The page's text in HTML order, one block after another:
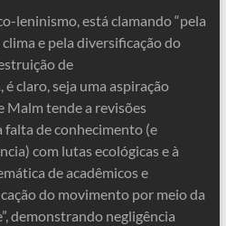
leninismo, está clamando “pela
e pela diversificação do
de
é claro, seja uma aspiração
Malm tende a revisões
de conhecimento (e
com lutas ecológicas e à
de acadêmicos e
do movimento por meio da
demonstrando negligência